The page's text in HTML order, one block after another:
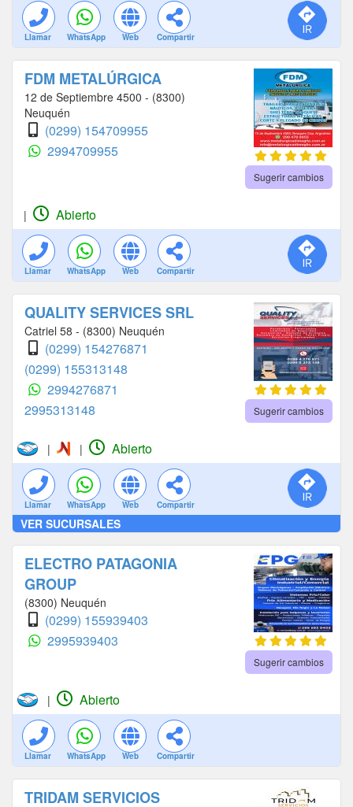
Llamar WhatsApp Web Compartir
FDM METALÚRGICA
12 de Septiembre 4500 - (8300)
Neuquén
(0299) 154709955
2994709955
Sugerir cambios
| Abierto
Llamar WhatsApp Web Compartir
QUALITY SERVICES SRL
Catriel 58 - (8300) Neuquén
(0299) 154276871
(0299) 155313148
2994276871
2995313148
Sugerir cambios
| | Abierto
Llamar WhatsApp Web Compartir
VER SUCURSALES
ELECTRO PATAGONIA
GROUP
(8300) Neuquén
(0299) 155939403
2995939403
Sugerir cambios
| Abierto
Llamar WhatsApp Web Compartir
TRIDAM SERVICIOS